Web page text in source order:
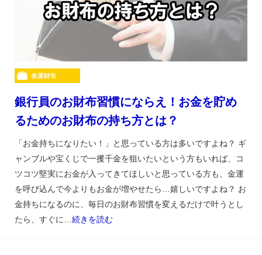
銀行員のお財布習慣にならえ！お金を貯め
るためのお財布の持ち方とは？
「お金持ちになりたい！」と思っている方は多いですよね？ ギ
ャンブルや宝くじで一攫千金を狙いたいという方もいれば、コ
ツコツ堅実にお金が入ってきてほしいと思っている方も、金運
を呼び込んで今よりもお金が増やせたら…嬉しいですよね？ お
金持ちになるのに、毎日のお財布習慣を変えるだけで叶うとし
たら、すぐに… 続きを読む